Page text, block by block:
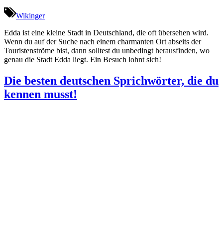
Wikinger
Edda ist eine kleine Stadt in Deutschland, die oft übersehen wird.
Wenn du auf der Suche nach einem charmanten Ort abseits der
Touristenströme bist, dann solltest du unbedingt herausfinden, wo
genau die Stadt Edda liegt. Ein Besuch lohnt sich!
Die besten deutschen Sprichwörter, die du
kennen musst!